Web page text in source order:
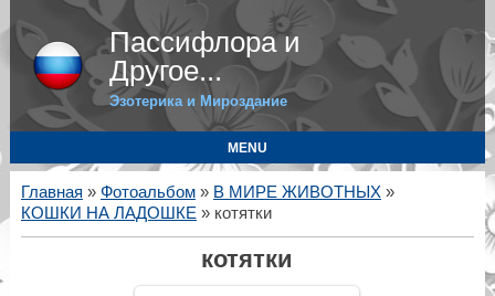
Пассифлора и
Другое...
Эзотерика и Мироздание
MENU
Главная » Фотоальбом» В МИРЕ ЖИВОТНЫХ»
КОШКИ НА ЛАДОШКЕ » котятки
котятки